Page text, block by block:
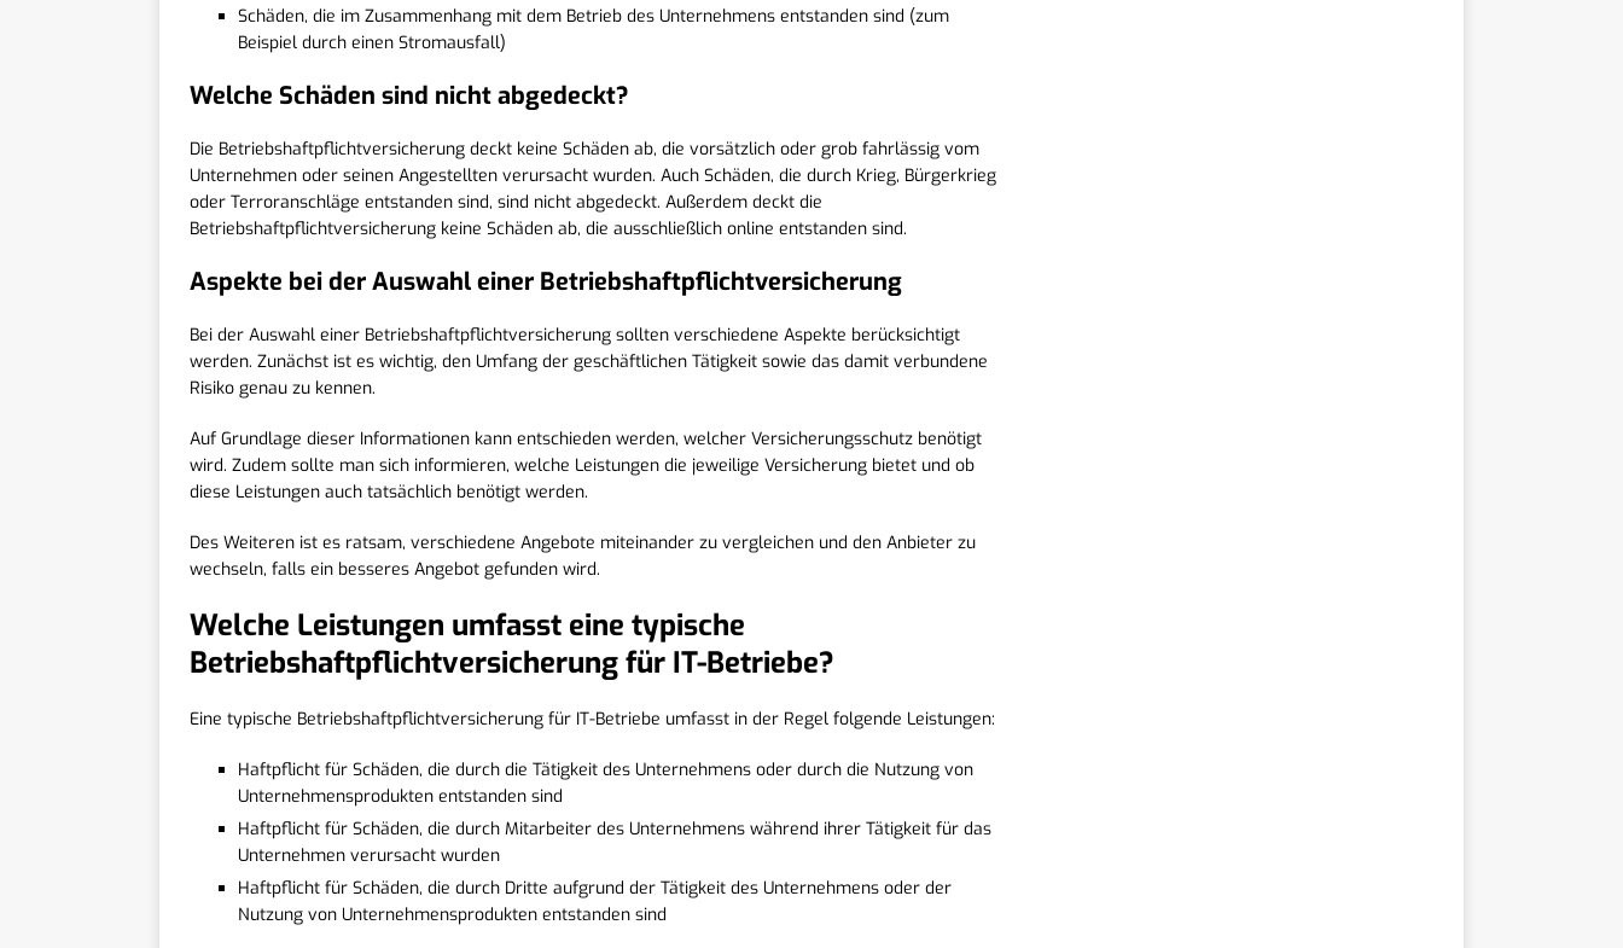
Schäden, die im Zusammenhang mit dem Betrieb des Unternehmens entstanden sind (zum
Beispiel durch einen Stromausfall)
Welche Schäden sind nicht abgedeckt?
Die Betriebshaftpflichtversicherung deckt keine Schäden ab, die vorsätzlich oder grob fahrlässig vom
Unternehmen oder seinen Angestellten verursacht wurden. Auch Schäden, die durch Krieg, Bürgerkrieg
oder Terroranschläge entstanden sind, sind nicht abgedeckt. Außerdem deckt die
Betriebshaftpflichtversicherung keine Schäden ab, die ausschließlich online entstanden sind.
Aspekte bei der Auswahl einer Betriebshaftpflichtversicherung
Bei der Auswahl einer Betriebshaftpflichtversicherung sollten verschiedene Aspekte berücksichtigt
werden. Zunächst ist es wichtig, den Umfang der geschäftlichen Tätigkeit sowie das damit verbundene
Risiko genau zu kennen.
Auf Grundlage dieser Informationen kann entschieden werden, welcher Versicherungsschutz benötigt
wird. Zudem sollte man sich informieren, welche Leistungen die jeweilige Versicherung bietet und ob
diese Leistungen auch tatsächlich benötigt werden.
Des Weiteren ist es ratsam, verschiedene Angebote miteinander zu vergleichen und den Anbieter zu
wechseln, falls ein besseres Angebot gefunden wird.
Welche Leistungen umfasst eine typische
Betriebshaftpflichtversicherung für IT-Betriebe?
Eine typische Betriebshaftpflichtversicherung für IT-Betriebe umfasst in der Regel folgende Leistungen:
Haftpflicht für Schäden, die durch die Tätigkeit des Unternehmens oder durch die Nutzung von
Unternehmensprodukten entstanden sind
Haftpflicht für Schäden, die durch Mitarbeiter des Unternehmens während ihrer Tätigkeit für das
Unternehmen verursacht wurden
Haftpflicht für Schäden, die durch Dritte aufgrund der Tätigkeit des Unternehmens oder der
Nutzung von Unternehmensprodukten entstanden sind